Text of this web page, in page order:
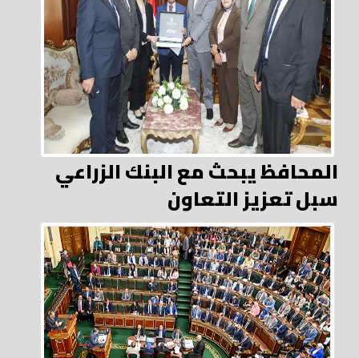
المحافظ يبحث مع البنك الزراعي
سبل تعزيز التعاون